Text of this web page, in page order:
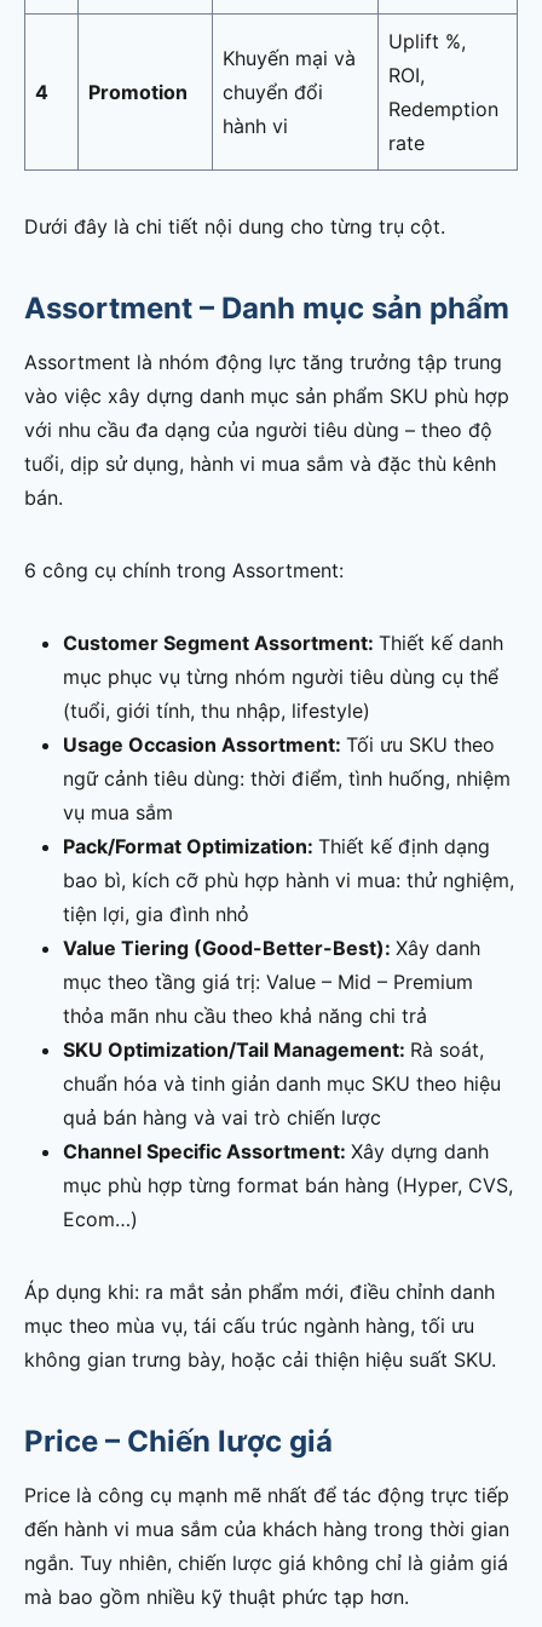
4 Promotion
Khuyến mại và
chuyển đổi
hành vi
Uplift %,
ROI,
Redemption
rate
Dưới đây là chi tiết nội dung cho từng trụ cột.
Assortment – Danh mục sản phẩm
Assortment là nhóm động lực tăng trưởng tập trung
vào việc xây dựng danh mục sản phẩm SKU phù hợp
với nhu cầu đa dạng của người tiêu dùng – theo độ
tuổi, dịp sử dụng, hành vi mua sắm và đặc thù kênh
bán.
6 công cụ chính trong Assortment:
Customer Segment Assortment: Thiết kế danh
mục phục vụ từng nhóm người tiêu dùng cụ thể
(tuổi, giới tính, thu nhập, lifestyle)
Usage Occasion Assortment: Tối ưu SKU theo
ngữ cảnh tiêu dùng: thời điểm, tình huống, nhiệm
vụ mua sắm
Pack/Format Optimization: Thiết kế định dạng
bao bì, kích cỡ phù hợp hành vi mua: thử nghiệm,
tiện lợi, gia đình nhỏ
Value Tiering (Good-Better-Best): Xây danh
mục theo tầng giá trị: Value – Mid – Premium
thỏa mãn nhu cầu theo khả năng chi trả
SKU Optimization/Tail Management: Rà soát,
chuẩn hóa và tinh giản danh mục SKU theo hiệu
quả bán hàng và vai trò chiến lược
Channel Specific Assortment: Xây dựng danh
mục phù hợp từng format bán hàng (Hyper, CVS,
Ecom…)
Áp dụng khi: ra mắt sản phẩm mới, điều chỉnh danh
mục theo mùa vụ, tái cấu trúc ngành hàng, tối ưu
không gian trưng bày, hoặc cải thiện hiệu suất SKU.
Price – Chiến lược giá
Price là công cụ mạnh mẽ nhất để tác động trực tiếp
đến hành vi mua sắm của khách hàng trong thời gian
ngắn. Tuy nhiên, chiến lược giá không chỉ là giảm giá
mà bao gồm nhiều kỹ thuật phức tạp hơn.